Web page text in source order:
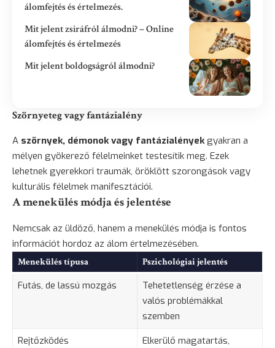
álomfejtés és értelmezés.
Mit jelent zsiráfról álmodni? – Online
álomfejtés és értelmezés
Mit jelent boldogságról álmodni?
Szörnyeteg vagy fantázialény
A szörnyek, démonok vagy fantázialényekgyakran a
mélyen gyökerező félelmeinket testesítik meg. Ezek
lehetnek gyerekkori traumák, öröklött szorongások vagy
kulturális félelmek manifesztációi.
A menekülés módja és jelentése
Nemcsak az üldöző, hanem a menekülés módja is fontos
információt hordoz az álom értelmezésében.
Menekülés típusa Pszichológiai jelentés
Futás, de lassú mozgás
Tehetetlenség érzése a
valós problémákkal
szemben
Rejtőzködés
Elkerülő magatartás,